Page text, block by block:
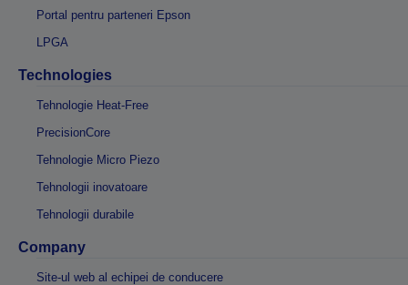
Portal pentru parteneri Epson
LPGA
Technologies
Tehnologie Heat-Free
PrecisionCore
Tehnologie Micro Piezo
Tehnologii inovatoare
Tehnologii durabile
Company
Site-ul web al echipei de conducere